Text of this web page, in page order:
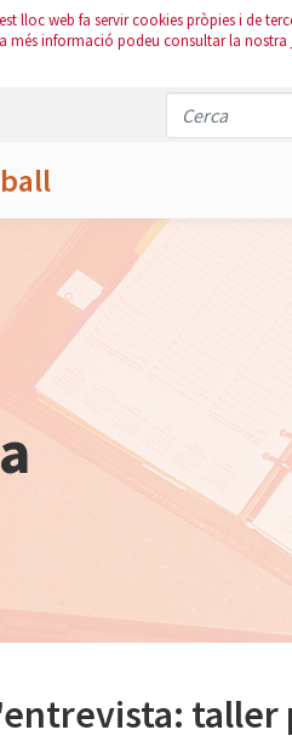
lloc web fa servir cookies pròpies i de
més informació podeu consultar la nostra
taller